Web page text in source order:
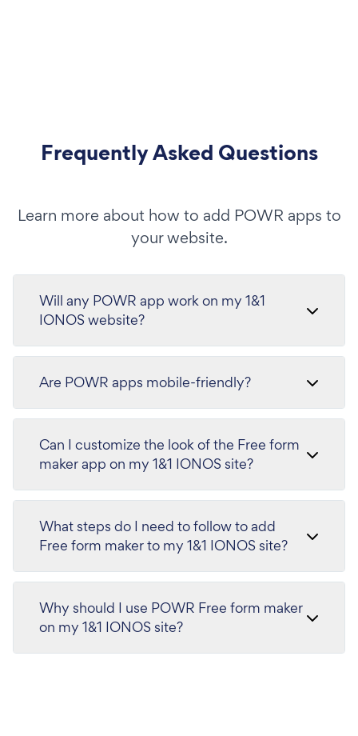
Frequently Asked Questions
Learn more about how to add POWR apps to
your website.
Will any POWR app work on my 1&1
IONOS website?
Are POWR apps mobile-friendly?
Can I customize the look of the Free form
maker app on my 1&1 IONOS site?
What steps do I need to follow to add
Free form maker to my 1&1 IONOS site?
Why should I use POWR Free form maker
on my 1&1 IONOS site?